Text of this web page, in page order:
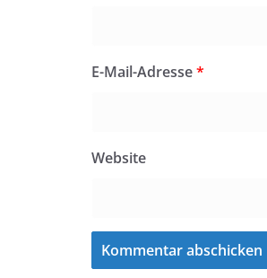
E-Mail-Adresse*
Website